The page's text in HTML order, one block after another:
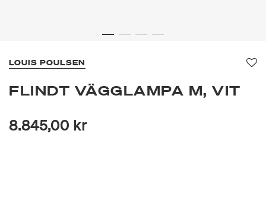
LOUIS POULSEN
FLINDT VÄGGLAMPA M, VIT
8.845,00 kr